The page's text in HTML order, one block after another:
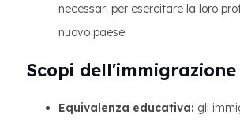
necessari per esercitare la loro
nuovo paese.
Scopi dell'immigrazione
Equivalenza educativa: gli